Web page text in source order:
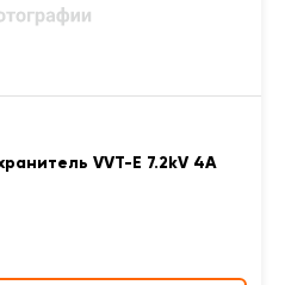
VVT-E 7.2kV 4A